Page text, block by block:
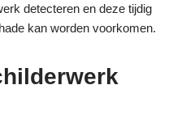
detecteren en deze tijdig
kan worden voorkomen.